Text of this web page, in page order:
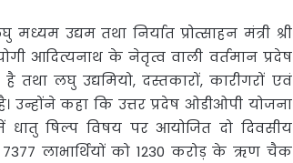
उद्यम तथा निर्यात प्रोत्साहन मंत्री श्री
आदित्यनाथ के नेतृत्व वाली वर्तमान प्रदेष
लघु उद्यमियो, दस्तकारों, कारीगरों एवं
कहा कि उत्तर प्रदेष ओडीओपी योजना
धातु षिल्प विषय पर आयोजित दो दिवसीय
लाभार्थियों को 1230 करोड़ के ऋण चैक